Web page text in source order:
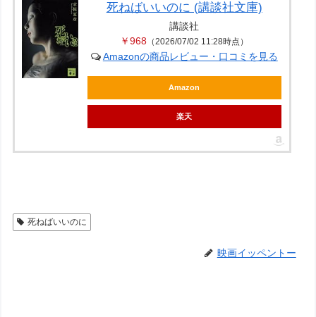
死ねばいいのに (講談社文庫)
講談社
￥968 （2026/07/02 11:28時点）
Amazonの商品レビュー・口コミを見る
Amazon
楽天
死ねばいいのに
映画イッペントー